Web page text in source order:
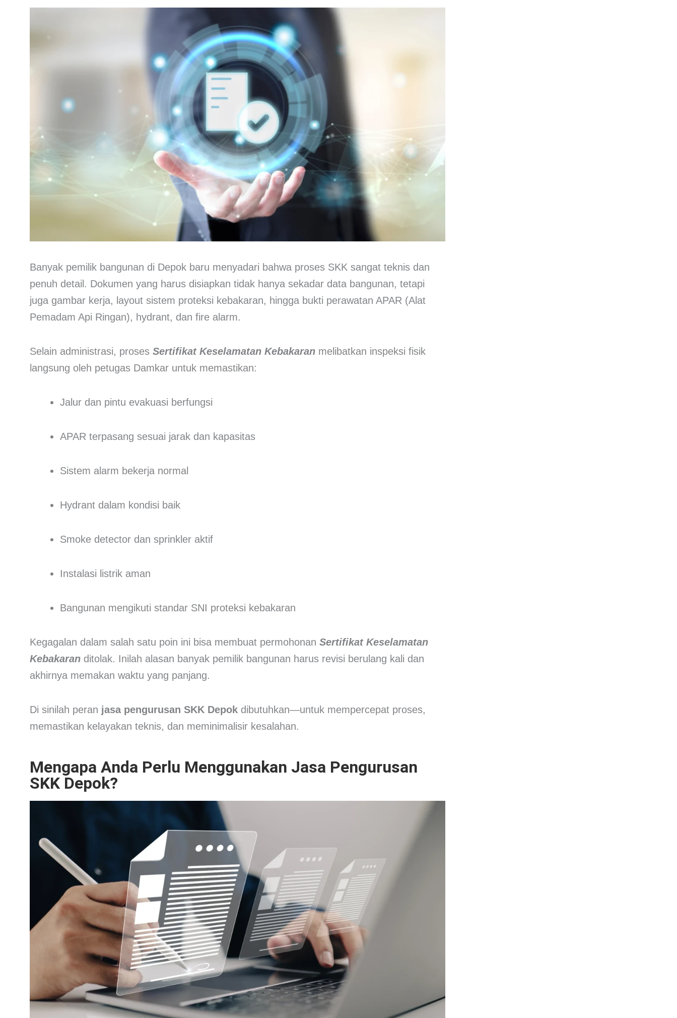
Banyak pemilik bangunan di Depok baru menyadari bahwa proses SKK sangat teknis dan
penuh detail. Dokumen yang harus disiapkan tidak hanya sekadar data bangunan, tetapi
juga gambar kerja, layout sistem proteksi kebakaran, hingga bukti perawatan APAR (Alat
Pemadam Api Ringan), hydrant, dan fire alarm.
Selain administrasi, proses Sertifikat Keselamatan Kebakaranmelibatkan inspeksi fisik
langsung oleh petugas Damkar untuk memastikan:
Jalur dan pintu evakuasi berfungsi
APAR terpasang sesuai jarak dan kapasitas
Sistem alarm bekerja normal
Hydrant dalam kondisi baik
Smoke detector dan sprinkler aktif
Instalasi listrik aman
Bangunan mengikuti standar SNI proteksi kebakaran
Kegagalan dalam salah satu poin ini bisa membuat permohonan Sertifikat Keselamatan
Kebakaranditolak. Inilah alasan banyak pemilik bangunan harus revisi berulang kali dan
akhirnya memakan waktu yang panjang.
Di sinilah peran jasa pengurusan SKK Depokdibutuhkan—untuk mempercepat proses,
memastikan kelayakan teknis, dan meminimalisir kesalahan.
Mengapa Anda Perlu Menggunakan Jasa Pengurusan
SKK Depok?